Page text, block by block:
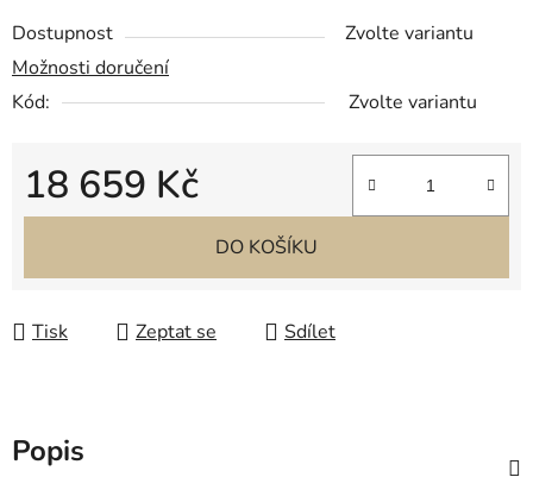
Dostupnost
Zvolte variantu
Možnosti doručení
Kód:
Zvolte variantu
18 659 Kč
Měrná cena:
DO KOŠÍKU
Tisk Zeptat se Sdílet
Popis